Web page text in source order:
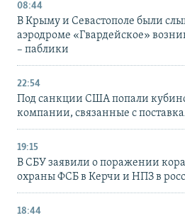
08:44
В Крыму и Севастополе были
аэродроме «Гвардейское»
– паблики
22:54
Под санкции США попали
компании, связанные с
19:15
В СБУ заявили о поражении
охраны ФСБ в Керчи и НПЗ в
18:44